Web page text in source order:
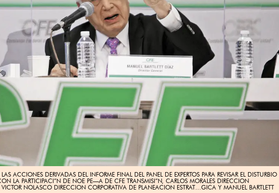
ACCIONES DERIVADAS DEL INFORME FINAL DEL PANEL DE EXPERTOS PARA REVISAR EL DISTURBIO
LA PARTICIPACI”N DE NOE PE—A DE CFE TRANSMISI”N, CARLOS MORALES DIRECCION
NOLASCO DIRECCION CORPORATIVA DE PLANEACION ESTRAT…GICA Y MANUEL BARTLETT